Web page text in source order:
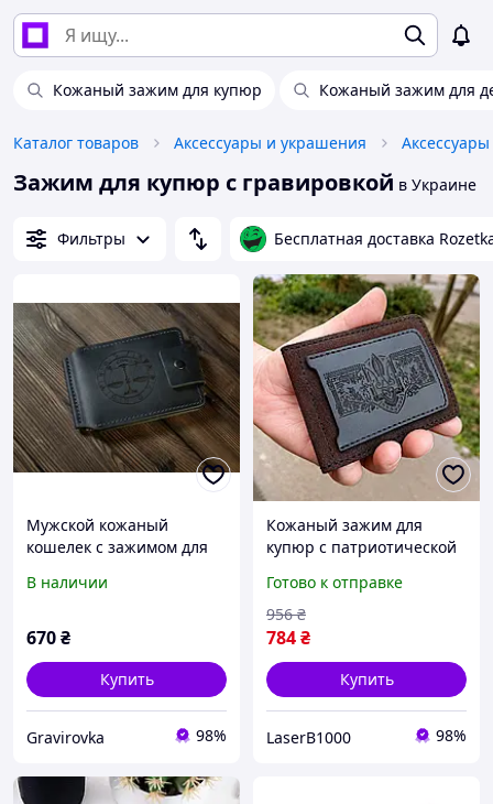
Кожаный зажим для купюр Кожаный зажим для
Каталог товаров Аксессуары и украшения Аксессуары
Зажим для купюр с гравировкой в Украине
Фильтры Бесплатная доставка
Мужской кожаный
кошелек с зажимом для
гравировкой
В наличии
670₴
Купить
Gravirovka 98%
Кожаный зажим для
купюр с патриотической
мужчине
Готово к отправке
784₴
956 ₴
Купить
LaserB1000 98%